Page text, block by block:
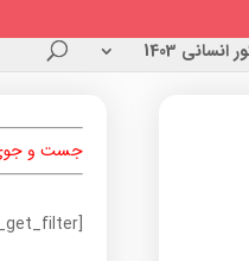
انسانی 1403
جست و جوی
[prdctfltr_sc_get_filter]